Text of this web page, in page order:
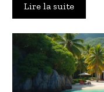
Lire la suite